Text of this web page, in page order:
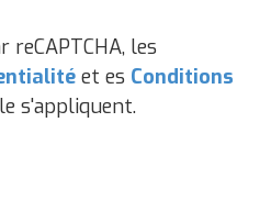
les
et es Conditions
s'appliquent.